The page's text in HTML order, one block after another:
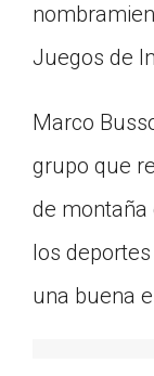
Juegos de
Marco
grupo que
de montaña
los
una buena